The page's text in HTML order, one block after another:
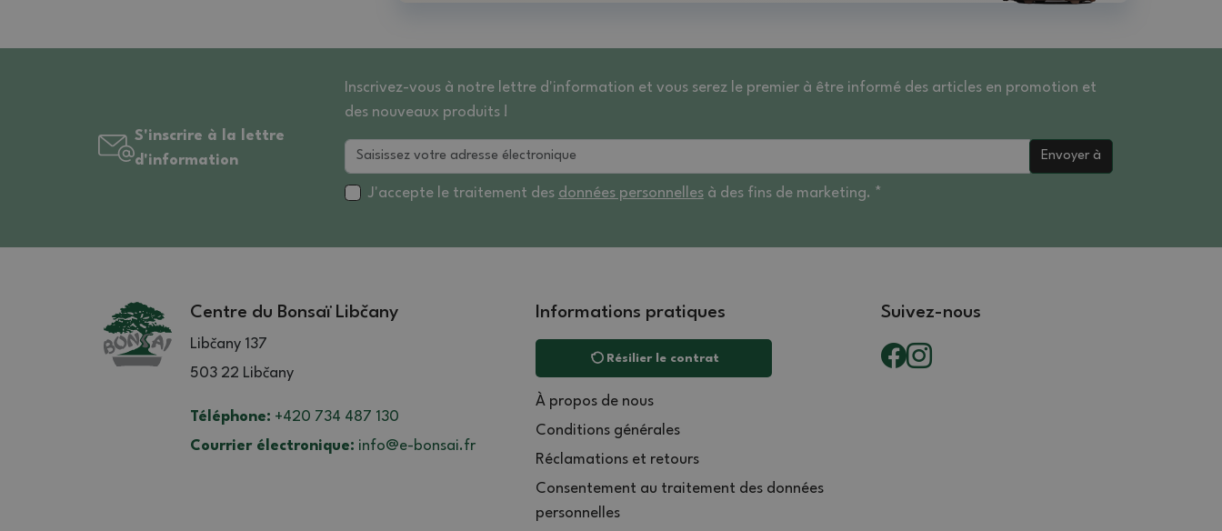
S'inscrire à la lettre
d'information
Inscrivez-vous à notre lettre d'information et vous serez le premier à être informé des articles en promotion et
des nouveaux produits !
Envoyer à
J'accepte le traitement des données personnellesà des fins de marketing. *
Centre du Bonsaï Libčany
Libčany 137
503 22 Libčany
Téléphone: +420 734 487 130
Courrier électronique: info@e-bonsai.fr
Informations pratiques
Résilier le contrat
À propos de nous
Conditions générales
Réclamations et retours
Consentement au traitement des données
personnelles
Suivez-nous